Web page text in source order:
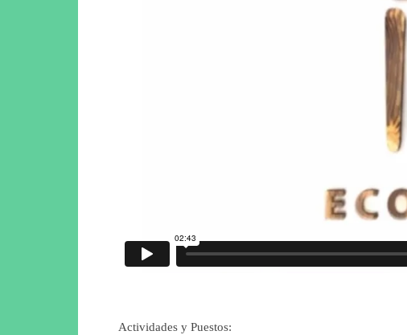
Actividades y Puestos: